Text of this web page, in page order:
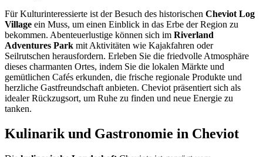
Für Kulturinteressierte ist der Besuch des historischen Cheviot Log
Village ein Muss, um einen Einblick in das Erbe der Region zu
bekommen. Abenteuerlustige können sich im Riverland
Adventures Park mit Aktivitäten wie Kajakfahren oder
Seilrutschen herausfordern. Erleben Sie die friedvolle Atmosphäre
dieses charmanten Ortes, indem Sie die lokalen Märkte und
gemütlichen Cafés erkunden, die frische regionale Produkte und
herzliche Gastfreundschaft anbieten. Cheviot präsentiert sich als
idealer Rückzugsort, um Ruhe zu finden und neue Energie zu
tanken.
Kulinarik und Gastronomie in Cheviot